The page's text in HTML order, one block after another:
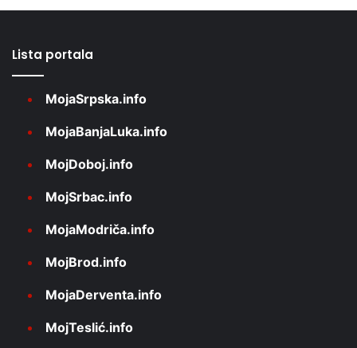
Lista portala
MojaSrpska.info
MojaBanjaLuka.info
MojDoboj.info
MojSrbac.info
MojaModriča.info
MojBrod.info
MojaDerventa.info
MojTeslić.info